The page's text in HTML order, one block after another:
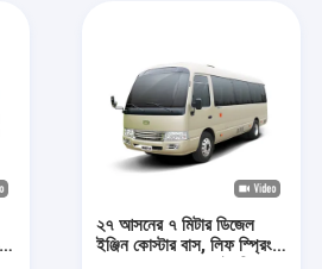
২৭ আসনের ৭ মিটার ডিজেল
ইঞ্জিন কোস্টার বাস, লিফ স্প্রিং